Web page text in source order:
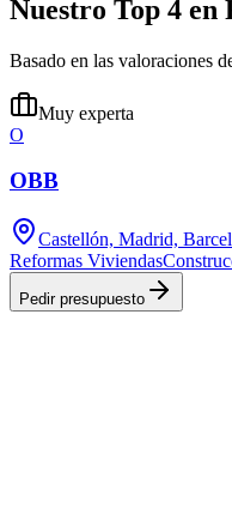
Nuestro Top 4 en
Basado en las valoraciones
Muy experta
O
OBB
Castellón, Madrid,
Reformas Viviendas
Pedir presupuesto